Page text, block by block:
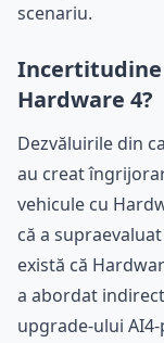
scenariu.
Hardware 4?
Dezvăluirile din
au creat
vehicule cu
că a
există că
a abordat
upgrade-ului